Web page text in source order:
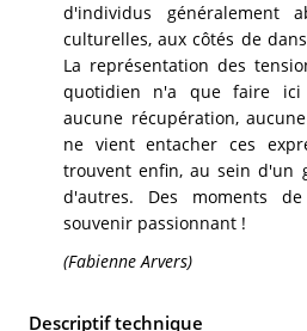
d'individus généralement
culturelles, aux côtés de
La représentation des
quotidien n'a que faire ici
aucune récupération,
ne vient entacher ces
trouvent enfin, au sein d'un
d'autres. Des moments
souvenir passionnant !
(Fabienne Arvers)
Descriptif technique